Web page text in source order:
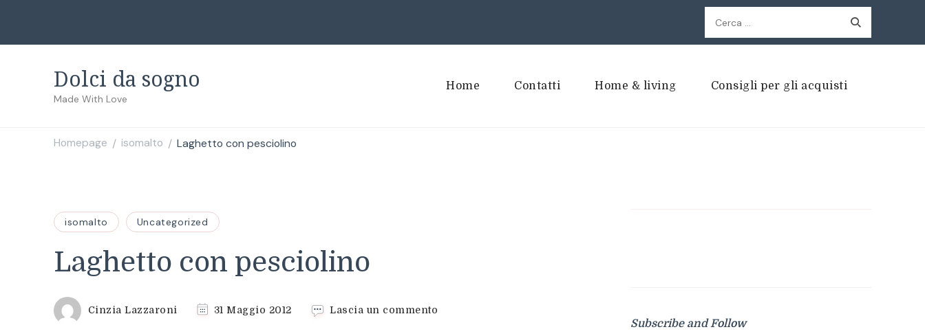
Ricerca
per:
Dolci da sogno
Made With Love
Home Contatti Home & living Consigli per gli acquisti
Homepage / isomalto / Laghetto con pesciolino
isomalto Uncategorized
Laghetto con pesciolino
Cinzia Lazzaroni 31 Maggio 2012 Lascia un commento
Subscribe and Follow